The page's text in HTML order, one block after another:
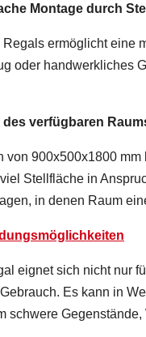
Montage durch
Regals ermöglicht eine
oder handwerkliches
verfügbaren
von 900x500x1800
Stellfläche in
in denen Raum
eignet sich nicht nur
Es kann in
schwere